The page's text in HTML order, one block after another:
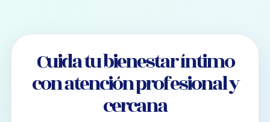
Cuida tu bienestar íntimo
con atención profesional y
cercana